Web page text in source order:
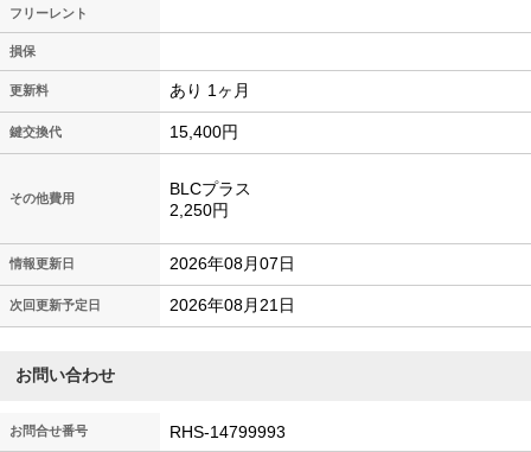
フリーレント
損保
更新料 あり 1ヶ月
鍵交換代 15,400円
その他費用
BLCプラス
2,250円
情報更新日 2026年08月07日
次回更新予定日 2026年08月21日
お問い合わせ
お問合せ番号 RHS-14799993